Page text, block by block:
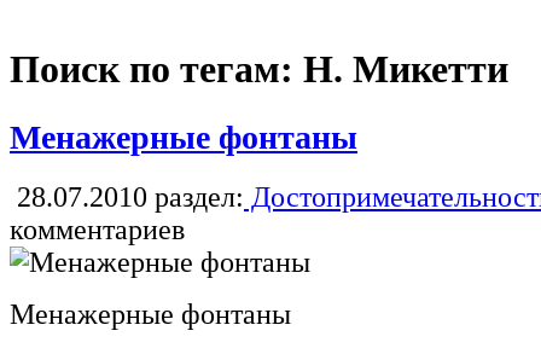
Поиск по тегам: Н. Микетти
Менажерные фонтаны
28.07.2010 раздел:
комментариев
Менажерные фонтаны